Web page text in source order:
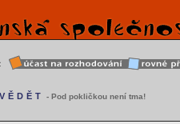
- Pod pokličkou není tma!